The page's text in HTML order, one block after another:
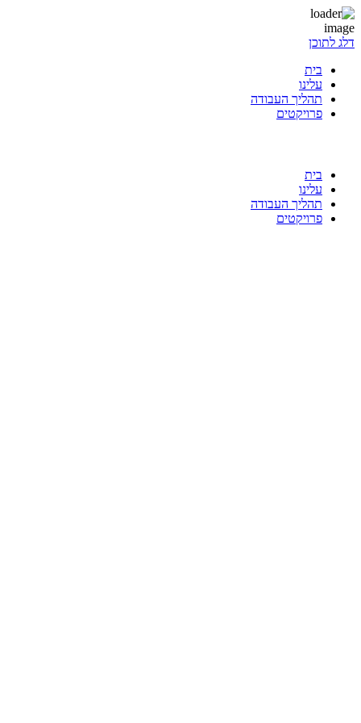
דלג לתוכן
בית
עלינו
תהליך העבודה
פרויקטים
בית
עלינו
תהליך העבודה
פרויקטים